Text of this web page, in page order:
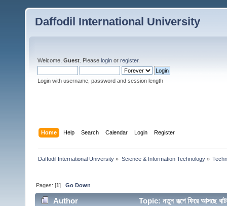
Daffodil International University
Welcome, Guest . Please login or register.
Login with username, password and session length
Home Help Search Calendar Login Register
Daffodil International University » Science & Information Technology»
Pages: [1]Go Down
Author Topic: নতুন রূপে ফিরে আসছে